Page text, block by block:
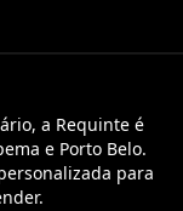
a Requinte é
e Porto Belo.
para